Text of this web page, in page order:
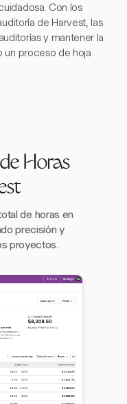
Con los
de Harvest, las
y mantener la
un proceso de hoja
Horas
de horas en
precisión y
proyectos.